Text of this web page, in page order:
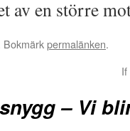
av en större
Bokmärkpermalänken.
– Vi